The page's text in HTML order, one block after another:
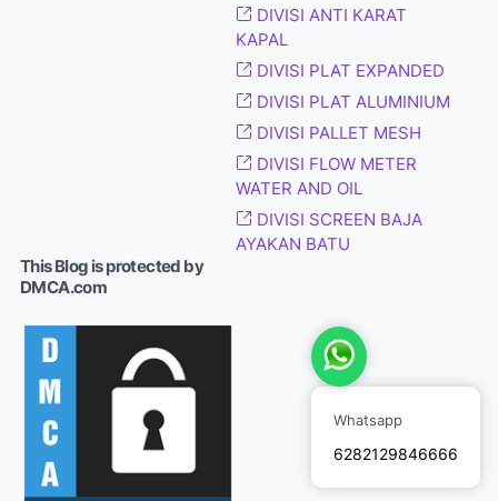
Whatsapp
6282129846666
DIVISI ANTI KARAT
KAPAL
DIVISI PLAT EXPANDED
DIVISI PLAT ALUMINIUM
DIVISI PALLET MESH
DIVISI FLOW METER
WATER AND OIL
DIVISI SCREEN BAJA
AYAKAN BATU
This Blog is protected by
DMCA.com